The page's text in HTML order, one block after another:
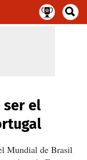
ser el
Mundial de Brasil